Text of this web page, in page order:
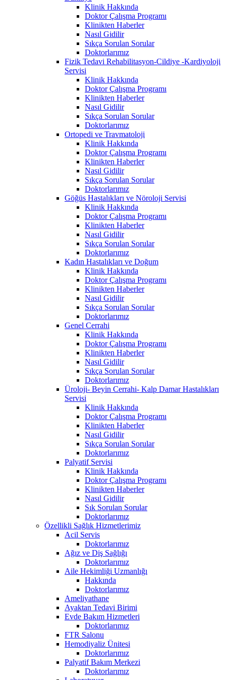
Klinik Hakkında
Doktor Çalışma Programı
Klinikten Haberler
Nasıl Gidilir
Sıkça Sorulan Sorular
Doktorlarımız
Fizik Tedavi Rehabilitasyon-Cildiye -Kardiyoloji
Servisi
Klinik Hakkında
Doktor Çalışma Programı
Klinikten Haberler
Nasıl Gidilir
Sıkça Sorulan Sorular
Doktorlarımız
Ortopedi ve Travmatoloji
Klinik Hakkında
Doktor Çalışma Programı
Klinikten Haberler
Nasıl Gidilir
Sıkça Sorulan Sorular
Doktorlarımız
Göğüs Hastalıkları ve Nöroloji Servisi
Klinik Hakkında
Doktor Çalışma Programı
Klinikten Haberler
Nasıl Gidilir
Sıkça Sorulan Sorular
Doktorlarımız
Kadın Hastalıkları ve Doğum
Klinik Hakkında
Doktor Çalışma Programı
Klinikten Haberler
Nasıl Gidilir
Sıkça Sorulan Sorular
Doktorlarımız
Genel Cerrahi
Klinik Hakkında
Doktor Çalışma Programı
Klinikten Haberler
Nasıl Gidilir
Sıkça Sorulan Sorular
Doktorlarımız
Üroloji- Beyin Cerrahi- Kalp Damar Hastalıkları
Servisi
Klinik Hakkında
Doktor Çalışma Programı
Klinikten Haberler
Nasıl Gidilir
Sıkça Sorulan Sorular
Doktorlarımız
Palyatif Servisi
Klinik Hakkında
Doktor Çalışma Programı
Klinikten Haberler
Nasıl Gidilir
Sık Sorulan Sorular
Doktorlarımız
Özellikli Sağlık Hizmetlerimiz
Acil Servis
Doktorlarımız
Ağız ve Diş Sağlığı
Doktorlarımız
Aile Hekimliği Uzmanlığı
Hakkında
Doktorlarımız
Ameliyathane
Ayaktan Tedavi Birimi
Evde Bakım Hizmetleri
Doktorlarımız
FTR Salonu
Hemodiyaliz Ünitesi
Doktorlarımız
Palyatif Bakım Merkezi
Doktorlarımız